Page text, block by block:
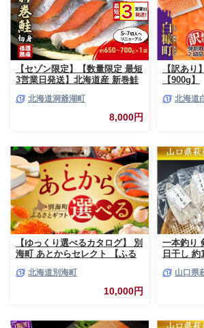
【セゾン限定】【数量限定 最短
3営業日発送】北海道産 新巻鮭
700g/5～7切入) 最短配送 北海
道 秋鮭 小分け 鮭 さけ しゃけ
シャケ 中塩 海鮮 冷凍 お弁当
モン サケ
北海道洞爺湖町
8,000円
【訳あり
【900g】
北海道
【ゆっくり選べるカタログ】 別
海町 あとからセレクト 【ふる
とから選べる！ ギフト いくら
ほたて 海鮮 牛肉 ケーキ アイス
【BY0000010】（ 後から選べ
カタログギフト あとからカタロ
北海道別海町
10,000円
一本釣り
日干し 約
山口県